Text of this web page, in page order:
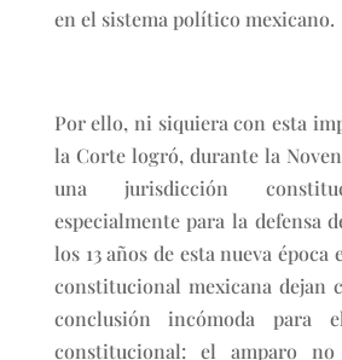
en el sistema político mexicano.
Por ello, ni siquiera con esta
la Corte logró, durante la
una jurisdicción
especialmente para la defensa
los 13 años de esta nueva
constitucional mexicana dejan
conclusión incómoda para
constitucional: el amparo